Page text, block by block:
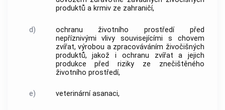
produktů a krmiv ze zahraničí,
d)
ochranu životního prostředí před
nepříznivými vlivy souvisejícími s chovem
zvířat, výrobou a zpracováváním živočišných
produktů, jakož i ochranu zvířat a jejich
produkce před riziky ze znečištěného
životního prostředí,
e) veterinární asanaci,